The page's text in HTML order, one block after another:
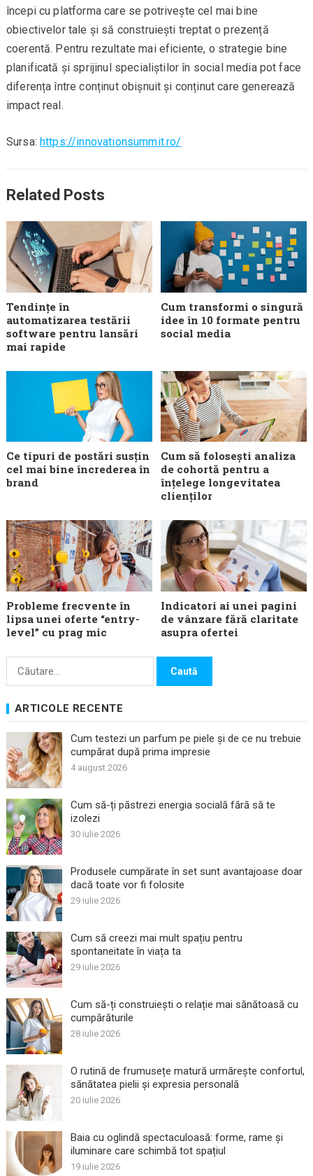
începi cu platforma care se potrivește cel mai bine
obiectivelor tale și să construiești treptat o prezență
coerentă. Pentru rezultate mai eficiente, o strategie bine
planificată și sprijinul specialiștilor în social media pot face
diferența între conținut obișnuit și conținut care generează
impact real.
Sursa: https://innovationsummit.ro/
Related Posts
Tendințe în
automatizarea testării
software pentru lansări
mai rapide
Cum transformi o singură
idee în 10 formate pentru
social media
Ce tipuri de postări susțin
cel mai bine încrederea în
brand
Cum să folosești analiza
de cohortă pentru a
înțelege longevitatea
clienților
Probleme frecvente în
lipsa unei oferte “entry-
level” cu prag mic
Indicatori ai unei pagini
de vânzare fără claritate
asupra ofertei
ARTICOLE RECENTE
Cum testezi un parfum pe piele și de ce nu trebuie
cumpărat după prima impresie
4 august 2026
Cum să-ți păstrezi energia socială fără să te
izolezi
30 iulie 2026
Produsele cumpărate în set sunt avantajoase doar
dacă toate vor fi folosite
29 iulie 2026
Cum să creezi mai mult spațiu pentru
spontaneitate în viața ta
29 iulie 2026
Cum să-ți construiești o relație mai sănătoasă cu
cumpărăturile
28 iulie 2026
O rutină de frumusețe matură urmărește confortul,
sănătatea pielii și expresia personală
20 iulie 2026
Baia cu oglindă spectaculoasă: forme, rame și
iluminare care schimbă tot spațiul
19 iulie 2026